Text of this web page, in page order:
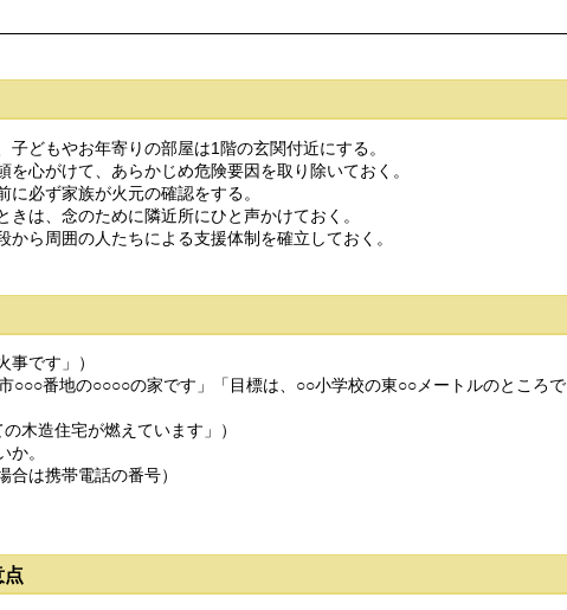
どもやお年寄りの部屋は1階の玄関付近にする。
心がけて、あらかじめ危険要因を取り除いておく。
必ず家族が火元の確認をする。
は、念のために隣近所にひと声かけておく。
ら周囲の人たちによる支援体制を確立しておく。
です」）
番地の○○○○の家です」「目標は、○○小学校の東○○メートルのところで
木造住宅が燃えています」）
か。
は携帯電話の番号）
点